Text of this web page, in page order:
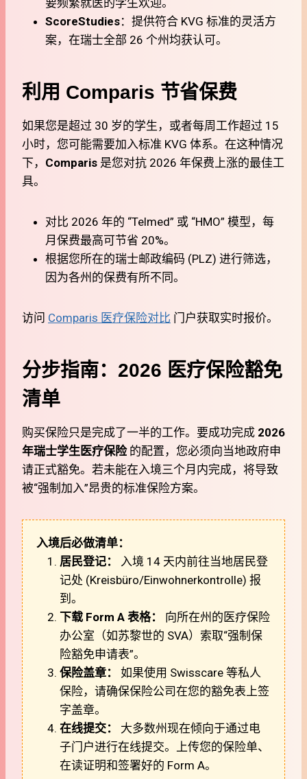
ScoreStudies：提供符合 KVG 标准的灵活方
案，在瑞士全部 26 个州均获认可。
利用 Comparis 节省保费
如果您是超过 30 岁的学生，或者每周工作超过 15
小时，您可能需要加入标准 KVG 体系。在这种情况
下， Comparis 是您对抗 2026 年保费上涨的最佳工
具。
对比 2026 年的 “Telmed” 或 “HMO” 模型，每
月保费最高可节省 20%。
根据您所在的瑞士邮政编码 (PLZ) 进行筛选，
因为各州的保费有所不同。
访问 Comparis 医疗保险对比 门户获取实时报价。
分步指南：2026 医疗保险豁免
清单
购买保险只是完成了一半的工作。要成功完成 2026
年瑞士学生医疗保险的配置，您必须向当地政府申
请正式豁免。若未能在入境三个月内完成，将导致
被“强制加入”昂贵的标准保险方案。
入境后必做清单：
居民登记：
入境 14 天内前往当地居民登
记处 (Kreisbüro/Einwohnerkontrolle) 报
到。
下载 Form A 表格：
向所在州的医疗保险
办公室（如苏黎世的 SVA）索取“强制保
险豁免申请表”。
保险盖章：
如果使用 Swisscare 等私人
保险，请确保保险公司在您的豁免表上签
字盖章。
在线提交：
大多数州现在倾向于通过电
子门户进行在线提交。上传您的保险单、
在读证明和签署好的 Form A。